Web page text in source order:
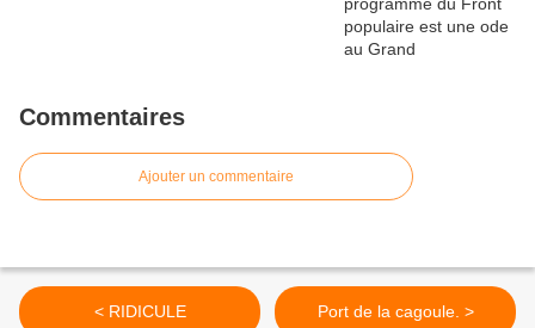
Commentaires
Ajouter un commentaire
< RIDICULE Port de la cagoule. >